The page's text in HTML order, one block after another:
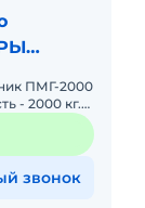
ПМГ-2000
- 2000 кг.
звонок